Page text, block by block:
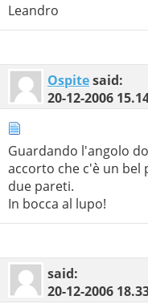
Leandro
Ospitesaid:
20-12-2006
Guardando l'angolo
accorto che c'è un bel
due pareti.
In bocca al lupo!
said:
20-12-2006